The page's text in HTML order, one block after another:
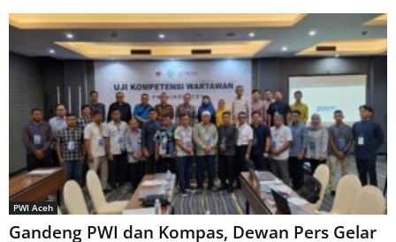
PWI Aceh
Gandeng PWI dan Kompas, Dewan Pers Gelar